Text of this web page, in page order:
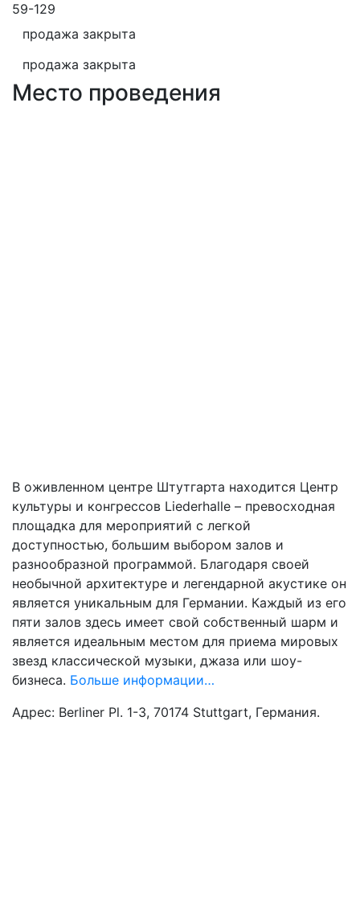
59-129
продажа закрыта
продажа закрыта
Место проведения
В оживленном центре Штутгарта находится Центр
культуры и конгрессов Liederhalle – превосходная
площадка для мероприятий с легкой
доступностью, большим выбором залов и
разнообразной программой. Благодаря своей
необычной архитектуре и легендарной акустике он
является уникальным для Германии. Каждый из его
пяти залов здесь имеет свой собственный шарм и
является идеальным местом для приема мировых
звезд классической музыки, джаза или шоу-
бизнеса. Больше информации…
Адрес: Berliner Pl. 1-3, 70174 Stuttgart, Германия.